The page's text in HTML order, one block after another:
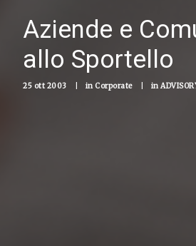
Aziende e
allo Sportello
25 ott 2003 in Corporate in